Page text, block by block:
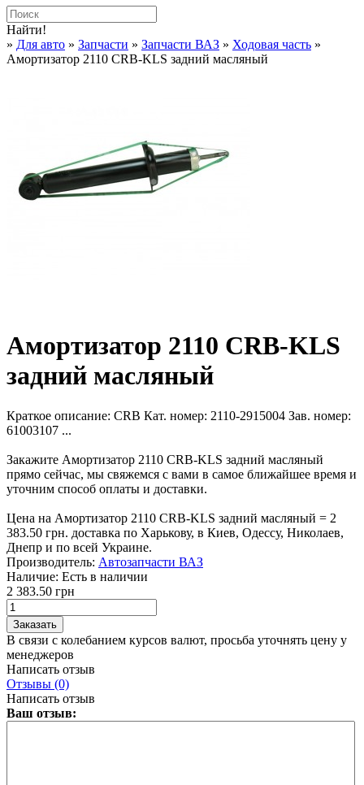
Найти!
» Для авто » Запчасти » Запчасти ВАЗ » Ходовая часть »
Амортизатор 2110 CRB-KLS задний масляный
Амортизатор 2110 CRB-KLS
задний масляный
Краткое описание: CRB Кат. номер: 2110-2915004 Зав. номер:
61003107 ...
Закажите Амортизатор 2110 CRB-KLS задний масляный
прямо сейчас, мы свяжемся с вами в самое ближайшее время и
уточним способ оплаты и доставки.
Цена на Амортизатор 2110 CRB-KLS задний масляный = 2
383.50 грн. доставка по Харькову, в Киев, Одессу, Николаев,
Днепр и по всей Украине.
Производитель: Автозапчасти ВАЗ
Наличие: Есть в наличии
2 383.50 грн
В связи с колебанием курсов валют, просьба уточнять цену у
менеджеров
Написать отзыв
Отзывы (0)
Написать отзыв
Ваш отзыв: